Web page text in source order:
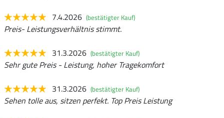
7.4.2026 (bestätigter Kauf)
Preis- Leistungsverhältnis stimmt.
31.3.2026 (bestätigter Kauf)
Sehr gute Preis - Leistung, hoher Tragekomfort
31.3.2026 (bestätigter Kauf)
Sehen tolle aus, sitzen perfekt. Top Preis Leistung